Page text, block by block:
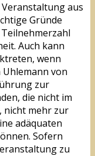
aus
Gründe
Auch kann
wenn
von
zur
die nicht im
nicht mehr zur
adäquaten
Sofern
zu